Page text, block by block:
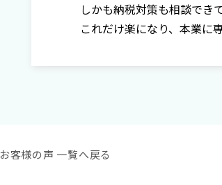
しかも納税対策も相談でき
これだけ楽になり、本業に
お客様の声 一覧へ戻る